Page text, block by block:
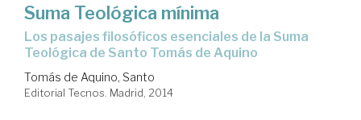
Suma Teológica mínima
Los pasajes filosóficos esenciales de la Suma
Teológica de Santo Tomás de Aquino
Tomás de Aquino, Santo
Editorial Tecnos. Madrid, 2014